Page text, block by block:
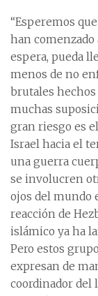
“Esperemos
han comenzado
espera, pueda
menos de no
brutales hechos
muchas
gran riesgo es
Israel hacia el
una guerra
se involucren
ojos del mundo
reacción de
islámico ya ha
Pero estos
expresan de
coordinador del